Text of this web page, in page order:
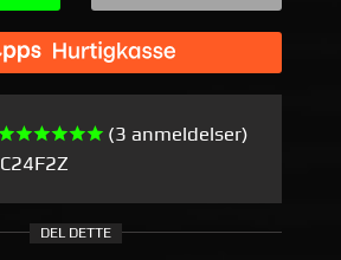
(3 anmeldelser)
C24F2Z
DEL DETTE